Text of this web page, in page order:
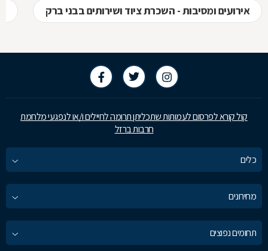
אירועים ומסיבות - השכרת ציוד ושירותים בבני ברק
קול קורא לפרסום לעמותות שתכליתן תרומה לחיילים ו/או לנפגעי מלחמת
חרבות ברזל
כלים
מחירונים
תחומים נפוצים